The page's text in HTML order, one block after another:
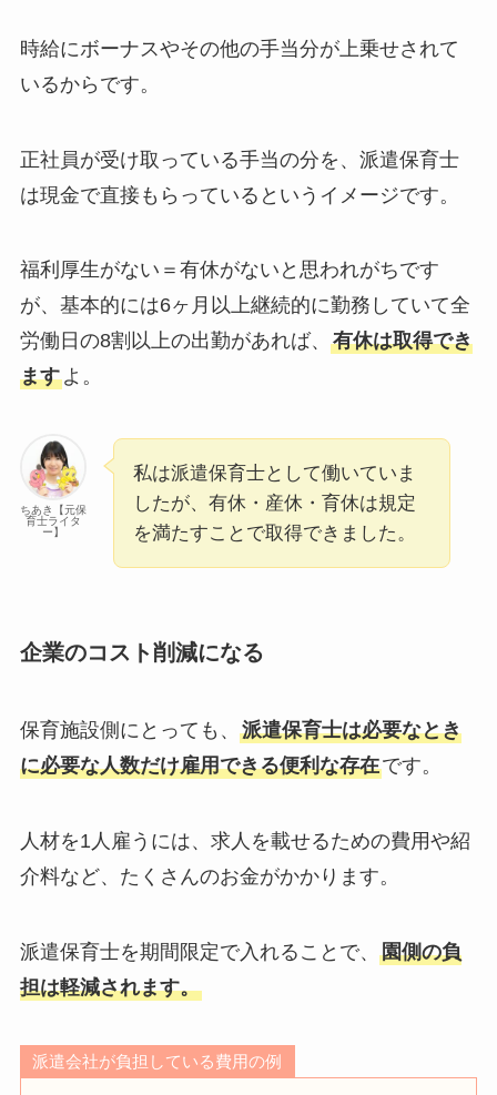
時給にボーナスやその他の手当分が上乗せされて
いるからです。
正社員が受け取っている手当の分を、派遣保育士
は現金で直接もらっているというイメージです。
福利厚生がない＝有休がないと思われがちです
が、基本的には6ヶ月以上継続的に勤務していて全
労働日の8割以上の出勤があれば、 有休は取得でき
ますよ。
ちあき【元保
育士ライタ
ー】
私は派遣保育士として働いていま
したが、有休・産休・育休は規定
を満たすことで取得できました。
企業のコスト削減になる
保育施設側にとっても、 派遣保育士は必要なとき
に必要な人数だけ雇用できる便利な存在です。
人材を1人雇うには、求人を載せるための費用や紹
介料など、たくさんのお金がかかります。
派遣保育士を期間限定で入れることで、 園側の負
担は軽減されます。
派遣会社が負担している費用の例